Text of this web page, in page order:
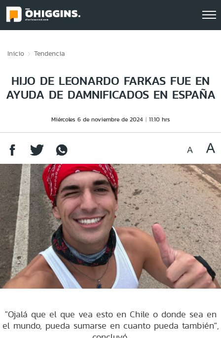
Inicio Tendencia
HIJO DE LEONARDO FARKAS FUE EN
AYUDA DE DAMNIFICADOS EN ESPAÑA
Miércoles 6 de noviembre de 2024 11:10 hrs
"Ojalá que el que vea esto en Chile o donde sea en
el mundo, pueda sumarse en cuanto pueda también",